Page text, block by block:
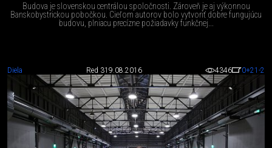
Budova je slovenskou centrálou spoločnosti. Zároveň je aj výkonnou
Banskobystrickou pobočkou. Cieľom autorov bolo vytvoriť dobre fungujúcu
budovu, plniacu precízne požiadavky funkčnej...
Diela Red 319.08.2016 4346 0+21 -2